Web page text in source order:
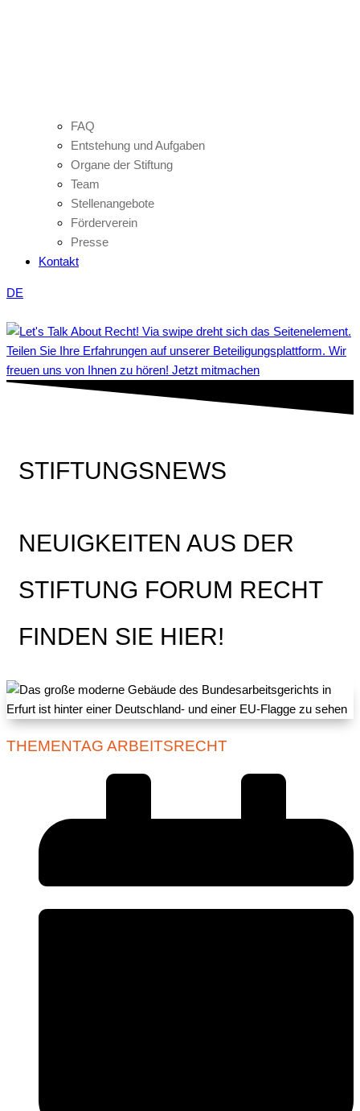
FAQ
Entstehung und Aufgaben
Organe der Stiftung
Team
Stellenangebote
Förderverein
Presse
Kontakt
DE
Teilen Sie Ihre Erfahrungen auf unserer Beteiligungsplattform. Wir
freuen uns von Ihnen zu hören! Jetzt mitmachen
STIFTUNGSNEWS
NEUIGKEITEN AUS DER
STIFTUNG FORUM RECHT
FINDEN SIE HIER!
THEMENTAG ARBEITSRECHT